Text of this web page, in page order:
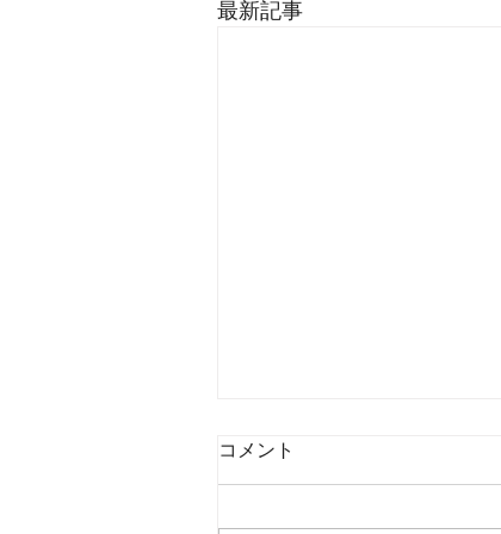
最新記事
コメント